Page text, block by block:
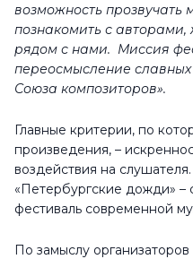
возможность прозвучать
познакомить с
рядом с нами. Миссия
переосмысление
Союза композиторов».
Главные критерии, по
произведения, –
воздействия на
«Петербургские дожди» –
фестиваль современной
По замыслу